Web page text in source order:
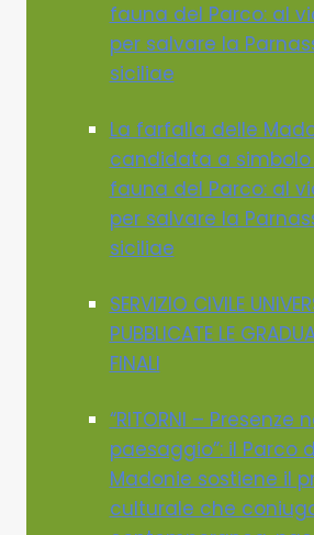
fauna del Parco: al
per salvare la
siciliae
La farfalla delle
candidata a
fauna del Parco: al
per salvare la
siciliae
SERVIZIO CIVILE
PUBBLICATE LE
FINALI
“RITORNI – Presenze
paesaggio”: il Parco
Madonie sostiene il
culturale che